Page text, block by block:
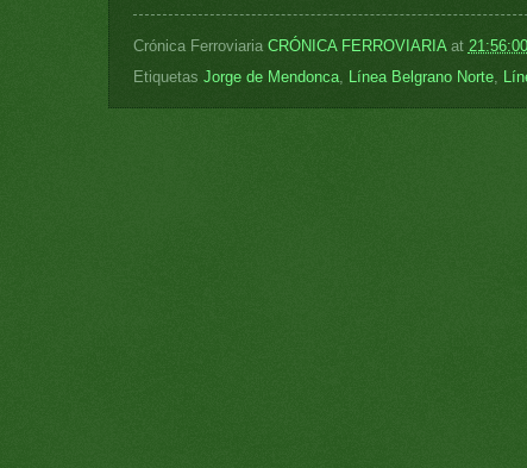
Crónica Ferroviaria CRÓNICA FERROVIARIA at 21:56:00
Etiquetas Jorge de Mendonca, Línea Belgrano Norte,